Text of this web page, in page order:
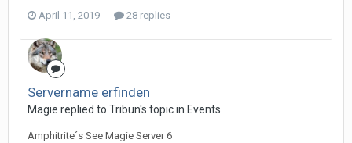
April 11, 2019 28 replies
Servername erfinden
Magie replied to Tribun's topic in Events
Amphitrite´s See Magie Server 6